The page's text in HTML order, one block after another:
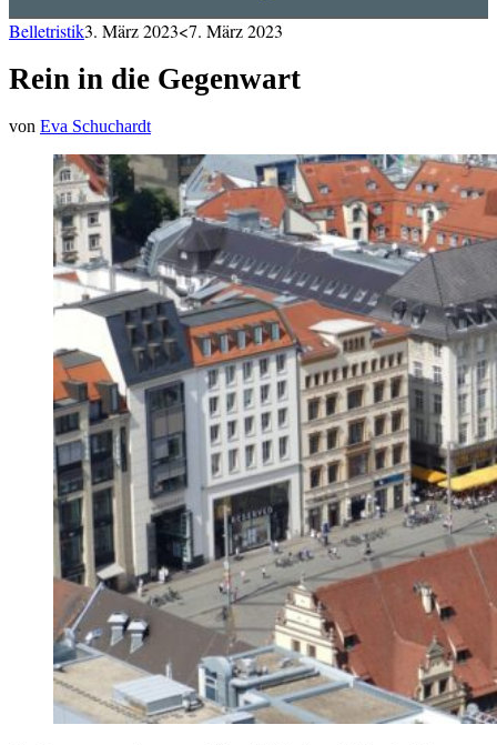
Belletristik3. März 2023<7. März 2023
Rein in die Gegenwart
von Eva Schuchardt